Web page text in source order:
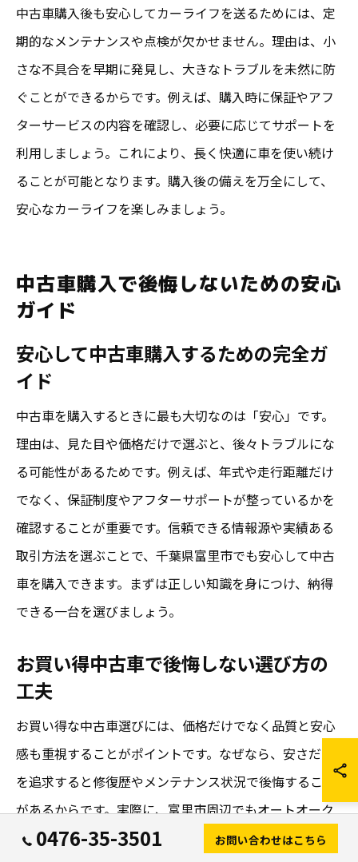
中古車購入後も安心してカーライフを送るためには、定
期的なメンテナンスや点検が欠かせません。理由は、小
さな不具合を早期に発見し、大きなトラブルを未然に防
ぐことができるからです。例えば、購入時に保証やアフ
ターサービスの内容を確認し、必要に応じてサポートを
利用しましょう。これにより、長く快適に車を使い続け
ることが可能となります。購入後の備えを万全にして、
安心なカーライフを楽しみましょう。
中古車購入で後悔しないための安心
ガイド
安心して中古車購入するための完全ガ
イド
中古車を購入するときに最も大切なのは「安心」です。
理由は、見た目や価格だけで選ぶと、後々トラブルにな
る可能性があるためです。例えば、年式や走行距離だけ
でなく、保証制度やアフターサポートが整っているかを
確認することが重要です。信頼できる情報源や実績ある
取引方法を選ぶことで、千葉県富里市でも安心して中古
車を購入できます。まずは正しい知識を身につけ、納得
できる一台を選びましょう。
お買い得中古車で後悔しない選び方の
工夫
お買い得な中古車選びには、価格だけでなく品質と安心
感も重視することがポイントです。なぜなら、安さだけ
を追求すると修復歴やメンテナンス状況で後悔すること
があるからです。実際に、富里市周辺でもオートオーク
ションを活用した高品質な仕入れによって、安心して選
0476-35-3501 お問い合わせはこちら